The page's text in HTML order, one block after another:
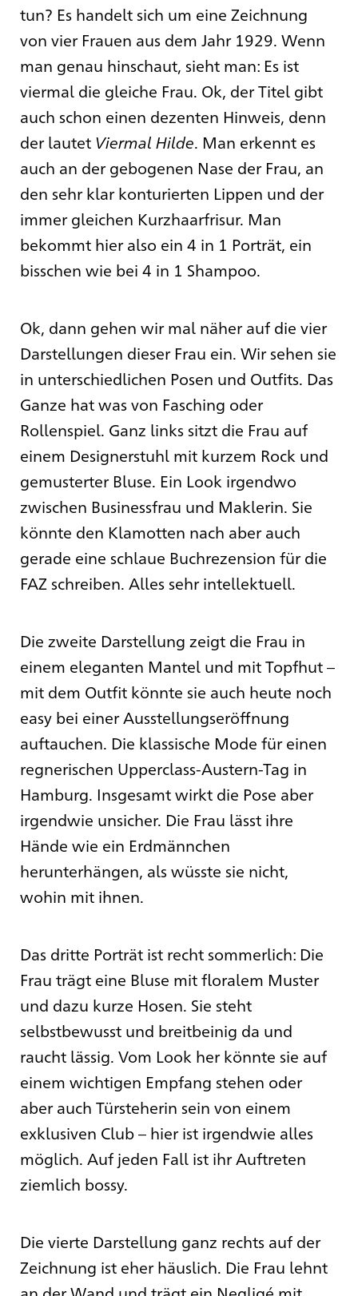
tun? Es handelt sich um eine Zeichnung
von vier Frauen aus dem Jahr 1929. Wenn
man genau hinschaut, sieht man: Es ist
viermal die gleiche Frau. Ok, der Titel gibt
auch schon einen dezenten Hinweis, denn
der lautet Viermal Hilde. Man erkennt es
auch an der gebogenen Nase der Frau, an
den sehr klar konturierten Lippen und der
immer gleichen Kurzhaarfrisur. Man
bekommt hier also ein 4 in 1 Porträt, ein
bisschen wie bei 4 in 1 Shampoo.
Ok, dann gehen wir mal näher auf die vier
Darstellungen dieser Frau ein. Wir sehen sie
in unterschiedlichen Posen und Outfits. Das
Ganze hat was von Fasching oder
Rollenspiel. Ganz links sitzt die Frau auf
einem Designerstuhl mit kurzem Rock und
gemusterter Bluse. Ein Look irgendwo
zwischen Businessfrau und Maklerin. Sie
könnte den Klamotten nach aber auch
gerade eine schlaue Buchrezension für die
FAZ schreiben. Alles sehr intellektuell.
Die zweite Darstellung zeigt die Frau in
einem eleganten Mantel und mit Topfhut –
mit dem Outfit könnte sie auch heute noch
easy bei einer Ausstellungseröffnung
auftauchen. Die klassische Mode für einen
regnerischen Upperclass-Austern-Tag in
Hamburg. Insgesamt wirkt die Pose aber
irgendwie unsicher. Die Frau lässt ihre
Hände wie ein Erdmännchen
herunterhängen, als wüsste sie nicht,
wohin mit ihnen.
Das dritte Porträt ist recht sommerlich: Die
Frau trägt eine Bluse mit floralem Muster
und dazu kurze Hosen. Sie steht
selbstbewusst und breitbeinig da und
raucht lässig. Vom Look her könnte sie auf
einem wichtigen Empfang stehen oder
aber auch Türsteherin sein von einem
exklusiven Club – hier ist irgendwie alles
möglich. Auf jeden Fall ist ihr Auftreten
ziemlich bossy.
Die vierte Darstellung ganz rechts auf der
Zeichnung ist eher häuslich. Die Frau lehnt